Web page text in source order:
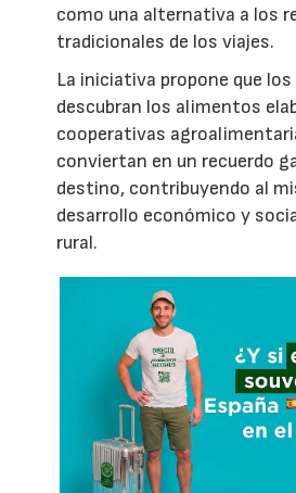
como una alternativa a los
tradicionales de los viajes.
La iniciativa propone que
descubran los alimentos
cooperativas
conviertan en un recuerdo
destino, contribuyendo al
desarrollo económico y
rural.